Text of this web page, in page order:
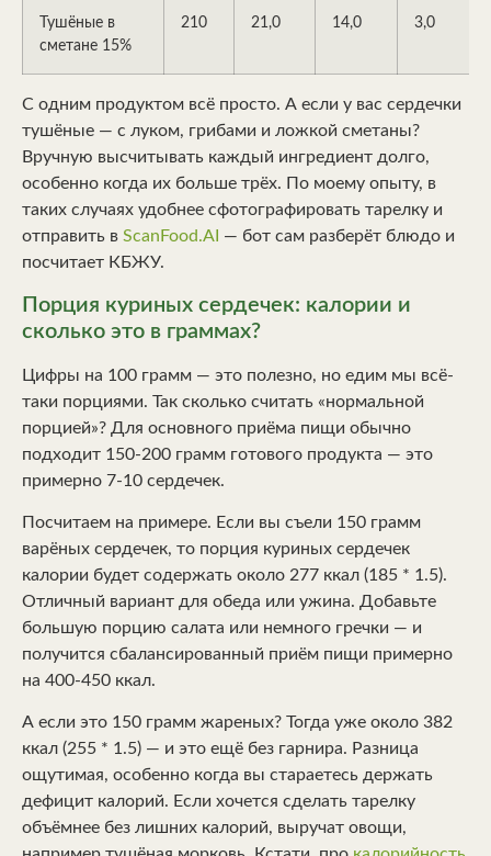
Тушёные в
сметане 15%
210 21,0 14,0 3,0
С одним продуктом всё просто. А если у вас сердечки
тушёные — с луком, грибами и ложкой сметаны?
Вручную высчитывать каждый ингредиент долго,
особенно когда их больше трёх. По моему опыту, в
таких случаях удобнее сфотографировать тарелку и
отправить в ScanFood.AI — бот сам разберёт блюдо и
посчитает КБЖУ.
Порция куриных сердечек: калории и
сколько это в граммах?
Цифры на 100 грамм — это полезно, но едим мы всё-
таки порциями. Так сколько считать «нормальной
порцией»? Для основного приёма пищи обычно
подходит 150-200 грамм готового продукта — это
примерно 7-10 сердечек.
Посчитаем на примере. Если вы съели 150 грамм
варёных сердечек, то порция куриных сердечек
калории будет содержать около 277 ккал (185 * 1.5).
Отличный вариант для обеда или ужина. Добавьте
большую порцию салата или немного гречки — и
получится сбалансированный приём пищи примерно
на 400-450 ккал.
А если это 150 грамм жареных? Тогда уже около 382
ккал (255 * 1.5) — и это ещё без гарнира. Разница
ощутимая, особенно когда вы стараетесь держать
дефицит калорий. Если хочется сделать тарелку
объёмнее без лишних калорий, выручат овощи,